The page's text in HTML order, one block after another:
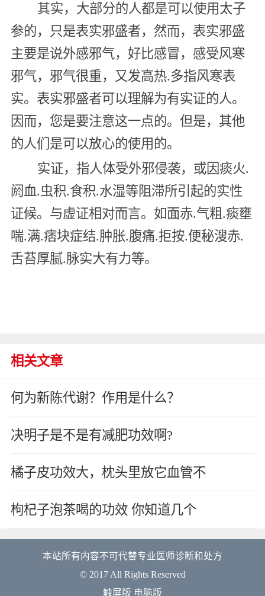
其实，大部分的人都是可以使用太子
参的，只是表实邪盛者，然而，表实邪盛
主要是说外感邪气，好比感冒，感受风寒
邪气，邪气很重，又发高热.多指风寒表
实。表实邪盛者可以理解为有实证的人。
因而，您是要注意这一点的。但是，其他
的人们是可以放心的使用的。
实证，指人体受外邪侵袭，或因痰火.
阏血.虫积.食积.水湿等阻滞所引起的实性
证候。与虚证相对而言。如面赤.气粗.痰壅
喘.满.痞块症结.肿胀.腹痛.拒按.便秘溲赤.
舌苔厚腻.脉实大有力等。
相关文章
何为新陈代谢？作用是什么？
决明子是不是有减肥功效啊?
橘子皮功效大，枕头里放它血管不
枸杞子泡茶喝的功效 你知道几个
本站所有内容不可代替专业医师诊断和处方
© 2017 All Rights Reserved
触屏版 电脑版